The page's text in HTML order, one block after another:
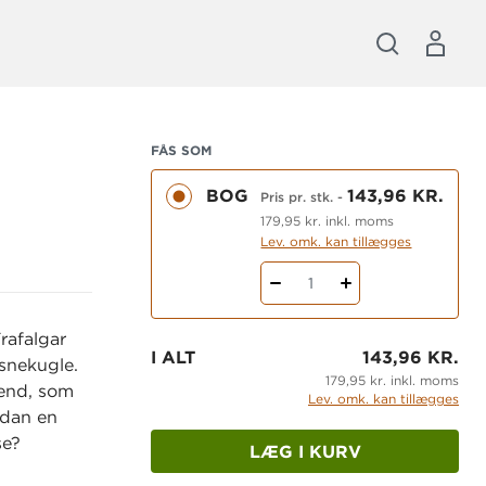
som
en
FÅS SOM
BOG Pris pr. stk. -143,96 KR.
179,95 kr. inkl. moms
Lev. omk. kan tillægges
1
I ALT 143,96 KR.
179,95 kr. inkl. moms
Lev. omk. kan tillægges
LÆG I KURV